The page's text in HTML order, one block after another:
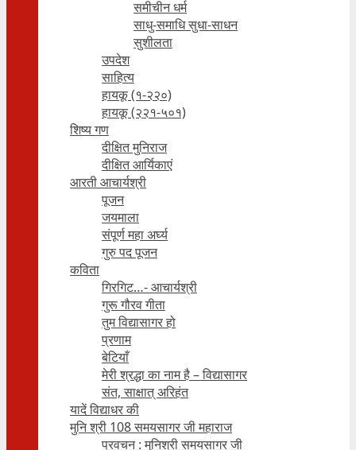
समीचीन धर्म
साधु-समाधि सुधा-साधन
सुशीलता
उपदेश
साहित्य
हायकू (१‍-२२०)
हायकू (२२१-५०१)
शिष्य गण
दीक्षित मुनिराज
दीक्षित आर्यिकाएं
आरती आचार्यश्री
पूजन
जयमाला
संपूर्ण महा अर्घ्य
गुरु पद पूजन
कविता
गिरगिट…- आचार्यश्री
गुरू गौरव गीता
तुम विद्यासागर हो
प्रणाम
बेटियाँ
मेरी श्रद्धा का नाम है – विद्यासागर
संत, साक्षात् अरिहंत
यादें विद्याधर की
मुनि श्री 108 समयसागर जी महाराज
प्रवचन : मुनिश्री समयसागर जी